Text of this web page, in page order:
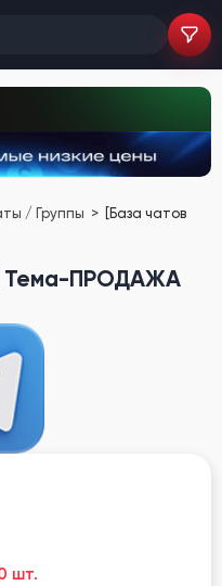
/ Группы
[База чатов
Тема-ПРОДАЖА
шт.